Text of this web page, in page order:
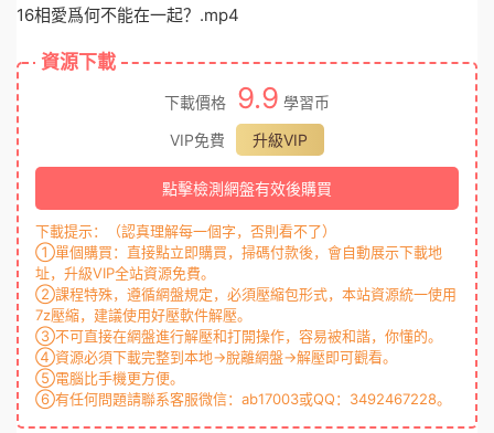
16相愛爲何不能在一起？.mp4
資源下載
下載價格 9.9 學習币
VIP免費
升級VIP
點擊檢測網盤有效後購買
下載提示：（認真理解每一個字，否則看不了）
①單個購買：直接點立即購買，掃碼付款後，會自動展示下載地
址，升級VIP全站資源免費。
②課程特殊，遵循網盤規定，必須壓縮包形式，本站資源統一使用
7z壓縮，建議使用好壓軟件解壓。
③不可直接在網盤進行解壓和打開操作，容易被和諧，你懂的。
④資源必須下載完整到本地→脫離網盤→解壓即可觀看。
⑤電腦比手機更方便。
⑥有任何問題請聯系客服微信：ab17003或QQ：3492467228。